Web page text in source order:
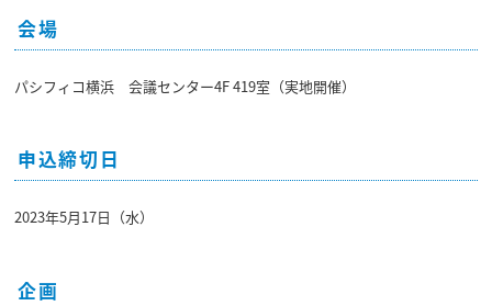
会場
パシフィコ横浜 会議センター4F 419室（実地開催）
申込締切日
2023年5月17日（水）
企画